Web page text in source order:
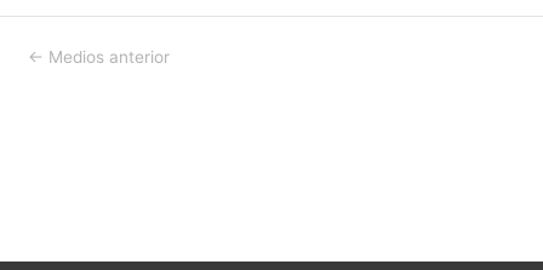
Navegación
← Medios anterior